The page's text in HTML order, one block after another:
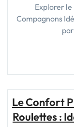
Explorer le
Compagnons
Le Confort
Roulettes :